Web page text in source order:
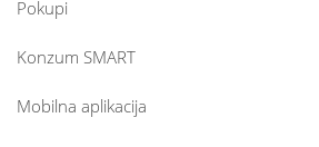
Pokupi
Konzum SMART
Mobilna aplikacija